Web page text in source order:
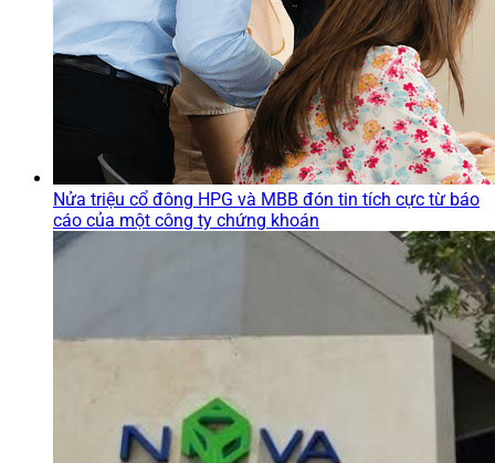
Nửa triệu cổ đông HPG và MBB đón tin tích cực từ báo
cáo của một công ty chứng khoán